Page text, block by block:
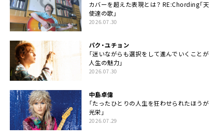
カバーを超えた表現とは？ RE:Chording「天
使達の歌」
2026.07.30
パク・ユチョン
「迷いながらも選択をして進んでいくことが
人生の魅力」
2026.07.30
中島卓偉
「たったひとりの人生を狂わせられたほうが
光栄」
2026.07.29